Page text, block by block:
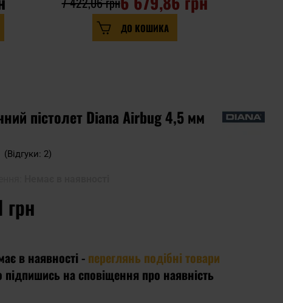
ДО КОШИКА
пістолет Diana Airbug 4,5 мм
(Відгуки: 2)
грн
в наявності - переглянь подібні товари
підпишись на сповіщення про наявність